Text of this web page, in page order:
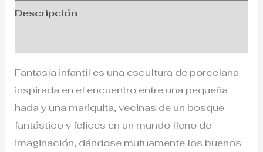
Descripción
Fantasía infantil es una escultura de porcelana
inspirada en el encuentro entre una pequeña
hada y una mariquita, vecinas de un bosque
fantástico y felices en un mundo lleno de
imaginación, dándose mutuamente los buenos